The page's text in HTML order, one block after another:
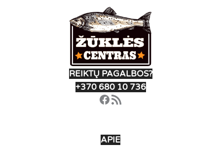
on
the
product
page
REIKTŲ PAGALBOS?
+370 680 10 736
Facebook
RSS Feed
APIE